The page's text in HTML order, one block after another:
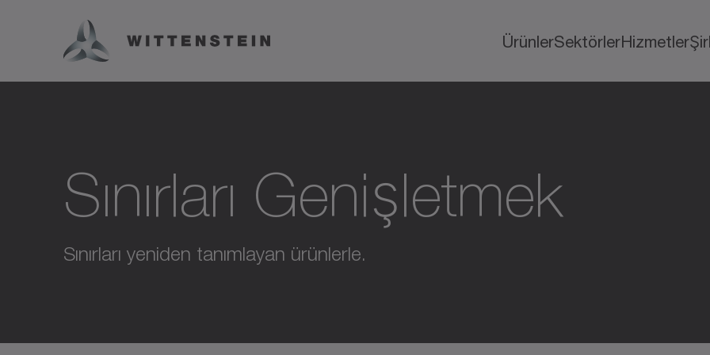
ÜrünlerSektörlerHizmetler
Sınırları Genişletmek
Sınırları yeniden tanımlayan ürünlerle.